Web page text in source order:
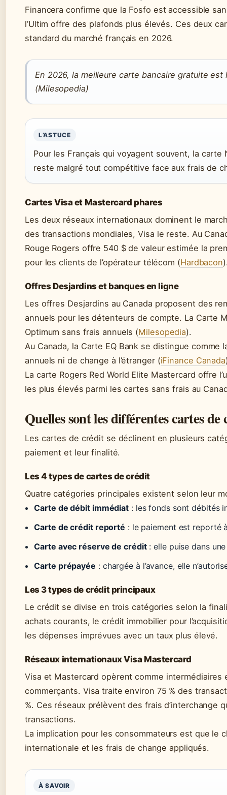
Financera confirme que la Fosfo est accessible
l’Ultim offre des plafonds plus élevés. Ces deux
standard du marché français en 2026.
En 2026, la meilleure carte bancaire gratuite est
(Milesopedia)
L’ASTUCE
Pour les Français qui voyagent souvent, la carte
reste malgré tout compétitive face aux frais de
Cartes Visa et Mastercard phares
Les deux réseaux internationaux dominent le
des transactions mondiales, Visa le reste. Au
Rouge Rogers offre 540 $ de valeur estimée la
pour les clients de l’opérateur télécom (Hardbacon
Offres Desjardins et banques en ligne
Les offres Desjardins au Canada proposent des
annuels pour les détenteurs de compte. La Carte
Optimum sans frais annuels (Milesopedia).
Au Canada, la Carte EQ Bank se distingue
annuels ni de change à l’étranger (iFinance Canada
La carte Rogers Red World Elite Mastercard offre
les plus élevés parmi les cartes sans frais au
Quelles sont les différentes cartes de
Les cartes de crédit se déclinent en plusieurs
paiement et leur finalité.
Les 4 types de cartes de crédit
Quatre catégories principales existent selon leur
Carte de débit immédiat : les fonds sont débités
Carte de crédit reporté : le paiement est reporté
Carte avec réserve de crédit: elle puise dans
Carte prépayée : chargée à l’avance, elle
Les 3 types de crédit principaux
Le crédit se divise en trois catégories selon la
achats courants, le crédit immobilier pour
les dépenses imprévues avec un taux plus élevé.
Réseaux internationaux Visa Mastercard
Visa et Mastercard opèrent comme
commerçants. Visa traite environ 75 % des
%. Ces réseaux prélèvent des frais d’interchange
transactions.
La implication pour les consommateurs est que le
internationale et les frais de change appliqués.
À SAVOIR